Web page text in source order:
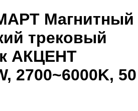
Магнитный
трековый
АКЦЕНТ
2700~6000K, 50